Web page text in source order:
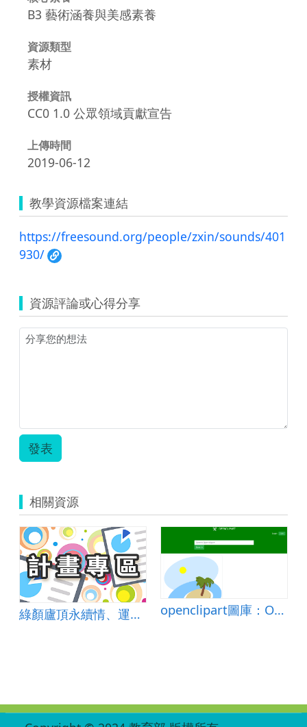
B3 藝術涵養與美感素養
資源類型
素材
授權資訊
CC0 1.0 公眾領域貢獻宣告
上傳時間
2019-06-12
教學資源檔案連結
https://freesound.org/people/zxin/sounds/401
930/
資源評論或心得分享
發表
相關資源
綠顏廬頂永續情、運算思維行動學 openclipart圖庫：Oval island scene